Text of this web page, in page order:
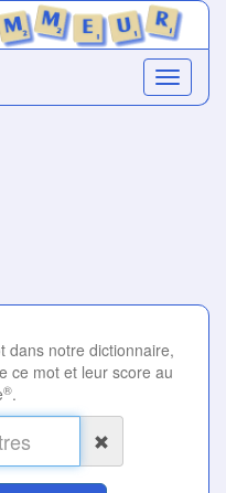
dans notre dictionnaire,
ce mot et leur score au
®.